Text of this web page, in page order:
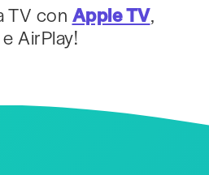
TV con Apple TV,
AirPlay!